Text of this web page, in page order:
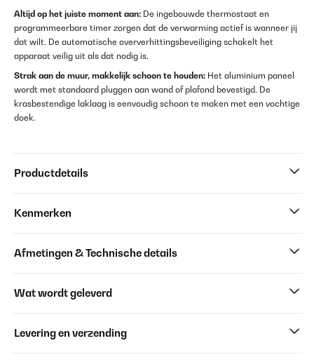
Altijd op het juiste moment aan: De ingebouwde thermostaat en
programmeerbare timer zorgen dat de verwarming actief is wanneer jij
dat wilt. De automatische oververhittingsbeveiliging schakelt het
apparaat veilig uit als dat nodig is.
Strak aan de muur, makkelijk schoon te houden: Het aluminium paneel
wordt met standaard pluggen aan wand of plafond bevestigd. De
krasbestendige laklaag is eenvoudig schoon te maken met een vochtige
doek.
Productdetails
Kenmerken
Afmetingen & Technische details
Wat wordt geleverd
Levering en verzending